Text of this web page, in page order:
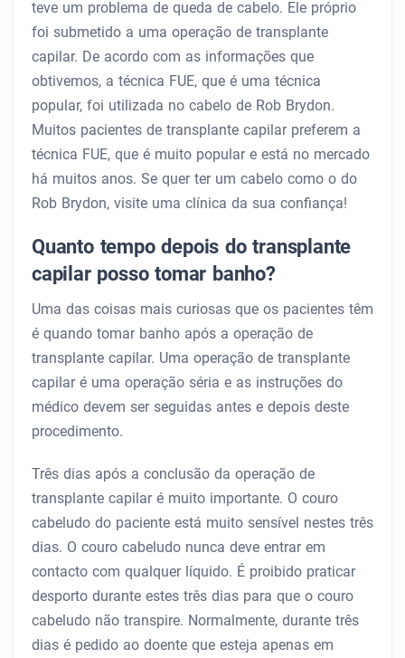
teve um problema de queda de cabelo. Ele próprio
foi submetido a uma operação de transplante
capilar. De acordo com as informações que
obtivemos, a técnica FUE, que é uma técnica
popular, foi utilizada no cabelo de Rob Brydon.
Muitos pacientes de transplante capilar preferem a
técnica FUE, que é muito popular e está no mercado
há muitos anos. Se quer ter um cabelo como o do
Rob Brydon, visite uma clínica da sua confiança!
Quanto tempo depois do transplante
capilar posso tomar banho?
Uma das coisas mais curiosas que os pacientes têm
é quando tomar banho após a operação de
transplante capilar. Uma operação de transplante
capilar é uma operação séria e as instruções do
médico devem ser seguidas antes e depois deste
procedimento.
Três dias após a conclusão da operação de
transplante capilar é muito importante. O couro
cabeludo do paciente está muito sensível nestes três
dias. O couro cabeludo nunca deve entrar em
contacto com qualquer líquido. É proibido praticar
desporto durante estes três dias para que o couro
cabeludo não transpire. Normalmente, durante três
dias é pedido ao doente que esteja apenas em